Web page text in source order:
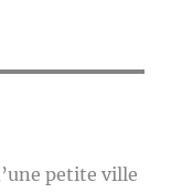
petite ville